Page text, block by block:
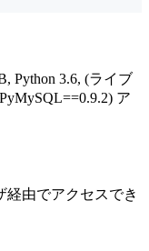
Python 3.6, (ライブ
ア
経由でアクセスでき